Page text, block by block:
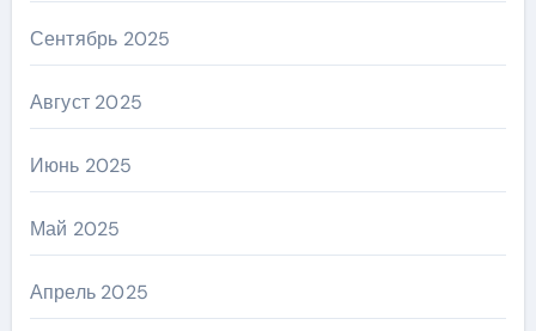
Сентябрь 2025
Август 2025
Июнь 2025
Май 2025
Апрель 2025